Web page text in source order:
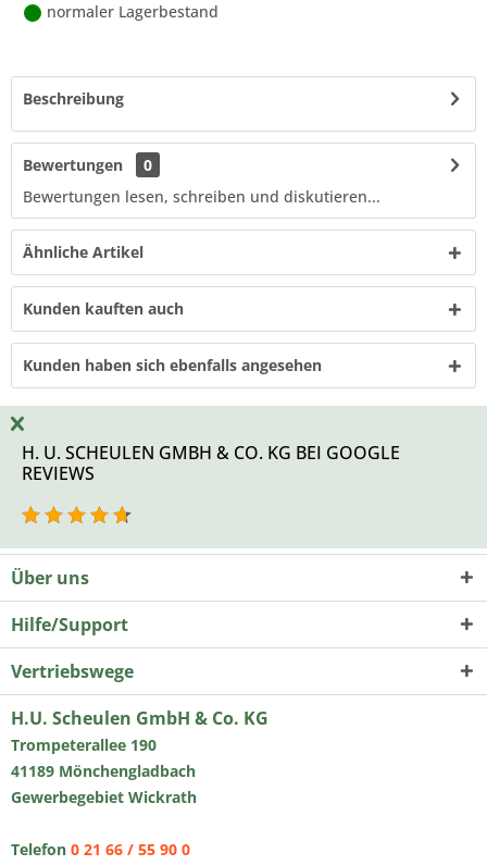
normaler Lagerbestand
Beschreibung
Bewertungen
0
Bewertungen lesen, schreiben und diskutieren...
Ähnliche Artikel
Kunden kauften auch
Kunden haben sich ebenfalls angesehen
H. U. SCHEULEN GMBH & CO. KG BEI GOOGLE
REVIEWS
Über uns
Hilfe/Support
Vertriebswege
H.U. Scheulen GmbH & Co. KG
Trompeterallee 190
41189 Mönchengladbach
Gewerbegebiet Wickrath
Telefon 0 21 66 / 55 90 0